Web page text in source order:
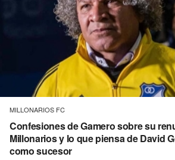
MILLONARIOS FC
Confesiones de Gamero sobre su
Millonarios y lo que piensa de David
como sucesor